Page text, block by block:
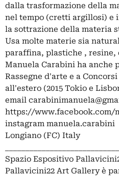
dalla trasformazione della
nel tempo (cretti argillosi) e
la sottrazione della materia
Usa molte materie sia
paraffina, plastiche , resine,
Manuela Carabini ha anche
Rassegne d'arte e a
all'estero (2015 Tokio e
email
https://www.facebook.com/
instagram manuela.carabini
Longiano (FC) Italy
Spazio Espositivo
Pallavicini22 Art Gallery è